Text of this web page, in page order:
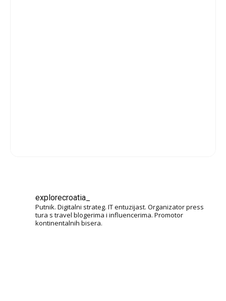
explorecroatia_
Putnik. Digitalni strateg. IT entuzijast. Organizator press
tura s travel blogerima i influencerima. Promotor
kontinentalnih bisera.